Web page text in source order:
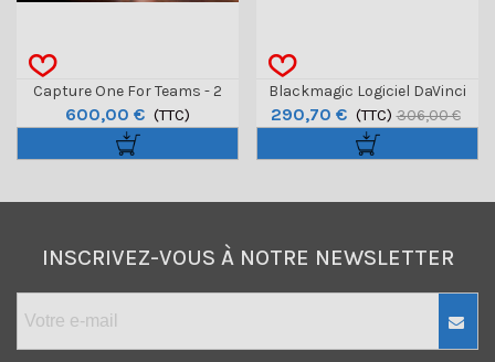
Capture One For Teams - 2
Licences Minimum
600,00 € (TTC)
Blackmagic Logiciel DaVinci
Resolve Studio - Dongle
290,70 € (TTC) 306,00 €
INSCRIVEZ-VOUS À NOTRE NEWSLETTER